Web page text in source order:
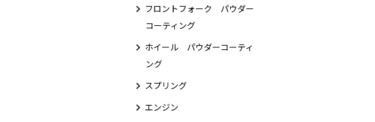
フロントフォーク パウダー
コーティング
ホイール パウダーコーティ
ング
スプリング
エンジン